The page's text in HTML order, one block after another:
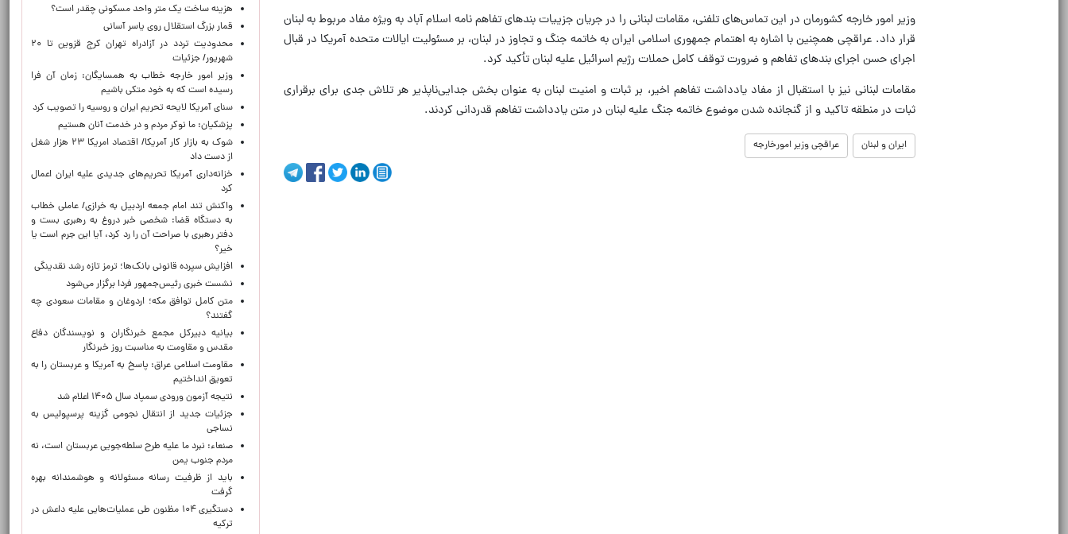
وزیر امور خارجه کشورمان در این تماس‌های تلفنی، مقامات لبنانی را در جریان جزییات بندهای تفاهم نامه اسلام آباد به ویژه مفاد مربوط به لبنان
قرار داد. عراقچی همچنین با اشاره به اهتمام جمهوری اسلامی ایران به خاتمه جنگ و تجاوز در لبنان، بر مسئولیت ایالات متحده آمریکا در قبال
اجرای حسن اجرای بندهای تفاهم و ضرورت توقف کامل حملات رژیم اسرائیل علیه لبنان تأکید کرد.
مقامات لبنانی نیز با استقبال از مفاد یادداشت تفاهم اخیر، بر ثبات و امنیت لبنان به عنوان بخش جدایی‌ناپذیر هر تلاش جدی برای برقراری
ثبات در منطقه تاکید و از گنجانده شدن موضوع خاتمه جنگ علیه لبنان در متن یادداشت تفاهم قدردانی کردند.
ایران و لبنان عراقچی وزیر امورخارجه
هزینه ساخت یک متر واحد مسکونی چقدر است؟
قمار بزرگ استقلال روی یاسر آسانی
محدودیت تردد در آزادراه تهران کرج قزوین تا ۲۰
شهریور/ جزئیات
وزیر امور خارجه خطاب به همسایگان: زمان آن فرا
رسیده است که به خود متکی باشیم
سنای آمریکا لایحه تحریم ایران و روسیه را تصویب کرد
پزشکیان: ما نوکر مردم و در خدمت آنان هستیم
شوک به بازار کار آمریکا/ اقتصاد امریکا ۲۳ هزار شغل
از دست داد
خزانه‌داری آمریکا تحریم‌های جدیدی علیه ایران اعمال
کرد
واکنش تند امام جمعه اردبیل به خرازی/ عاملی خطاب
به دستگاه قضا: شخصی خبر دروغ به رهبری بست و
دفتر رهبری با صراحت آن را رد کرد، آیا این جرم است یا
خیر؟
افزایش سپرده قانونی بانک‌ها؛ ترمز تازه رشد نقدینگی
نشست خبری رئیس‌جمهور فردا برگزار می‌شود
متن کامل توافق مکه؛ اردوغان و مقامات سعودی چه
گفتند؟
بیانیه دبیرکل مجمع خبرنگاران و نویسندگان دفاع
مقدس و مقاومت به مناسبت روز خبرنگار
مقاومت اسلامی عراق: پاسخ به آمریکا و عربستان را به
تعویق انداختیم
نتیجه آزمون ورودی سمپاد سال ۱۴۰۵ اعلام شد
جزئیات جدید از انتقال نجومی گزینه پرسپولیس به
نساجی
صنعاء: نبرد ما علیه طرح سلطه‌جویی عربستان است، نه
مردم جنوب یمن
باید از ظرفیت رسانه مسئولانه و هوشمندانه بهره
گرفت
دستگیری ۱۰۴ مظنون طی عملیات‌هایی علیه داعش در
ترکیه